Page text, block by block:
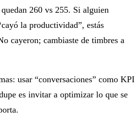
260 vs 255. Si alguien
la productividad”, estás
cayeron; cambiaste de timbres a
usar “conversaciones” como KPI
es invitar a optimizar lo que se